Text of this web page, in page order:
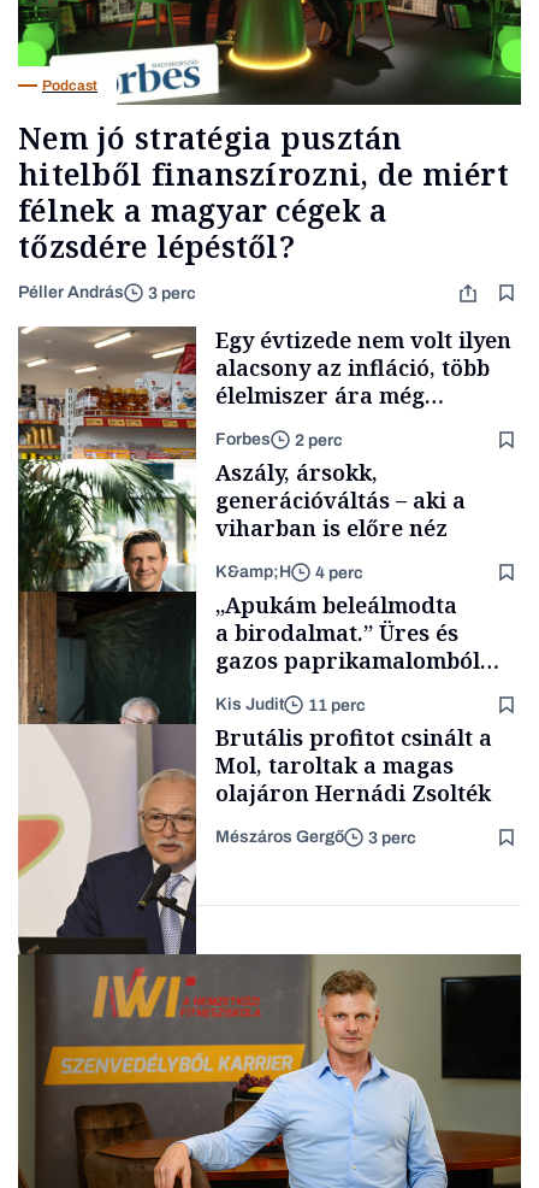
Podcast
Nem jó stratégia pusztán
hitelből finanszírozni, de miért
félnek a magyar cégek a
tőzsdére lépéstől?
Péller András 3 perc
Makro
Egy évtizede nem volt ilyen
alacsony az infláció, több
élelmiszer ára még
rohamosan csökken is
Forbes 2 perc
TÁMOGATÓI
TARTALOM
Aszály, ársokk,
generációváltás – aki a
viharban is előre néz
K&amp;H 4 perc
Családi
vállalkozások
„Apukám beleálmodta
a birodalmat.” Üres és
gazos paprikamalomból
lett az igazi családi
fűszersztori
Kis Judit 11 perc
Befektetés
Brutális profitot csinált a
Mol, taroltak a magas
olajáron Hernádi Zsolték
Mészáros Gergő 3 perc